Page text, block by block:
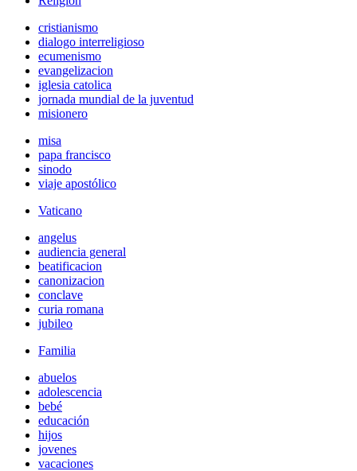
cristianismo
dialogo interreligioso
ecumenismo
evangelizacion
iglesia catolica
jornada mundial de la juventud
misionero
misa
papa francisco
sinodo
viaje apostólico
Vaticano
angelus
audiencia general
beatificacion
canonizacion
conclave
curia romana
jubileo
Familia
abuelos
adolescencia
bebé
educación
hijos
jovenes
vacaciones